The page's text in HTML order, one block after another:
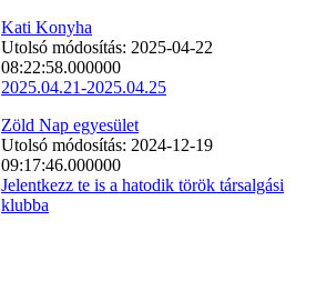
Kati Konyha
Utolsó módosítás: 2025-04-22
08:22:58.000000
2025.04.21-2025.04.25
Zöld Nap egyesület
Utolsó módosítás: 2024-12-19
09:17:46.000000
Jelentkezz te is a hatodik török társalgási
klubba